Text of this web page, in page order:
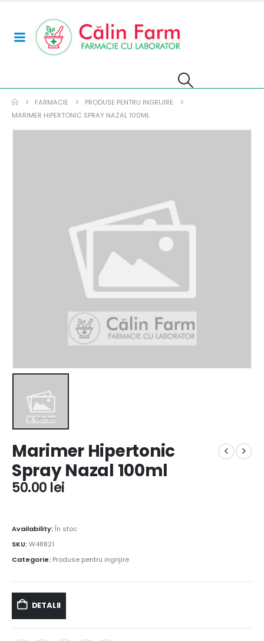
FARMACIE
PRODUSE PENTRU INGRIJIRE
MARIMER HIPERTONIC SPRAY NAZAL 100ML
Marimer Hipertonic
Spray Nazal 100ml
50.00 lei
Availability:În stoc
SKU:W48821
Categorie: Produse pentru ingrijire
DETALII